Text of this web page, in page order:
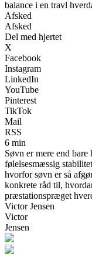
balance i en travl
Afsked
Afsked
Del med hjertet
X
Facebook
Instagram
LinkedIn
YouTube
Pinterest
TikTok
Mail
RSS
6 min
Søvn er mere end
følelsesmæssig
hvorfor søvn er så
konkrete råd til,
præstationspræget
Victor Jensen
Victor
Jensen